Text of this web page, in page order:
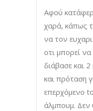
Αφού
χαρά, κάπως
να τον
οτι μπορεί να
διάβασε και
και πρόταση
επερχόμενο
άλμπουμ. Δεν